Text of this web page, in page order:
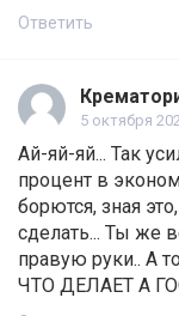
Ответить
5 октября
Ай-яй-яй... Так
процент в
борются, зная
сделать... Ты же
правую руки.. А
ЧТО ДЕЛАЕТ А